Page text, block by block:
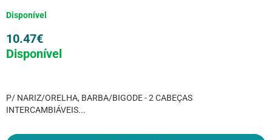
Disponível
10.47€
Disponível
P/ NARIZ/ORELHA, BARBA/BIGODE - 2 CABEÇAS
INTERCAMBIÁVEIS...